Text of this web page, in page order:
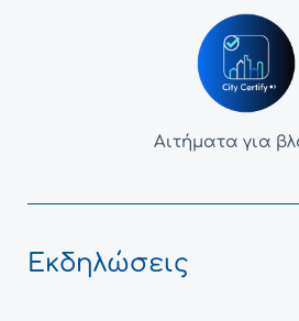
Αιτήματα για
Εκδηλώσεις